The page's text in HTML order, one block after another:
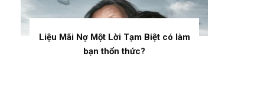
Liệu Mãi Nợ Một Lời Tạm Biệt có làm
bạn thổn thức?